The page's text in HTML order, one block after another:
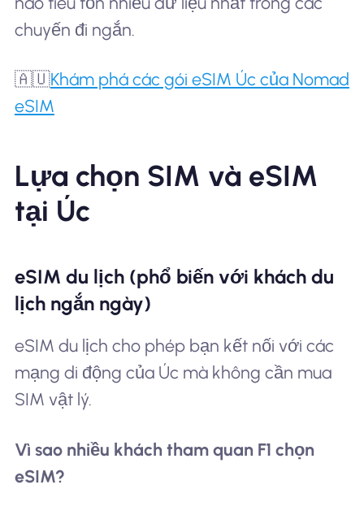
chuyến đi ngắn.
🇦🇺Khám phá các gói eSIM Úc của Nomad
eSIM
Lựa chọn SIM và eSIM
tại Úc
eSIM du lịch (phổ biến với khách du
lịch ngắn ngày)
eSIM du lịch cho phép bạn kết nối với các
mạng di động của Úc mà không cần mua
SIM vật lý.
Vì sao nhiều khách tham quan F1 chọn
eSIM?